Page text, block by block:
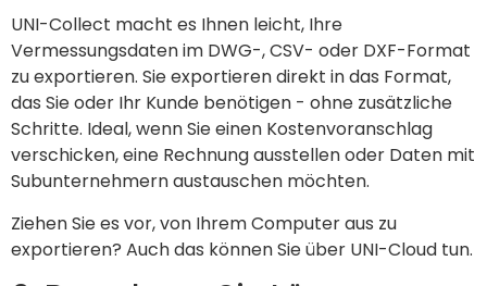
UNI-Collect macht es Ihnen leicht, Ihre
Vermessungsdaten im DWG-, CSV- oder DXF-Format
zu exportieren. Sie exportieren direkt in das Format,
das Sie oder Ihr Kunde benötigen - ohne zusätzliche
Schritte. Ideal, wenn Sie einen Kostenvoranschlag
verschicken, eine Rechnung ausstellen oder Daten mit
Subunternehmern austauschen möchten.
Ziehen Sie es vor, von Ihrem Computer aus zu
exportieren? Auch das können Sie über UNI-Cloud tun.